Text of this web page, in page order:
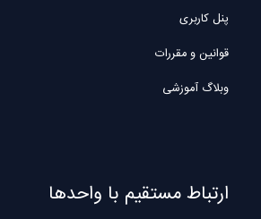
پنل کاربری
قوانین و مقررات
وبلاگ آموزشی
ارتباط مستقیم با واحدها